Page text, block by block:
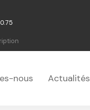
nous Actualités